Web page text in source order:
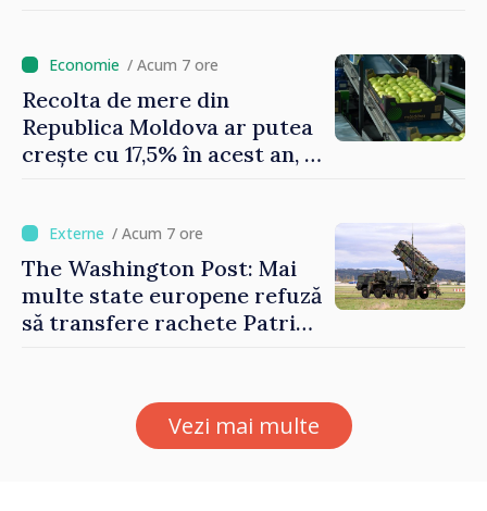
/ Acum 7 ore
Recolta de mere din
Republica Moldova ar putea
crește cu 17,5% în acest an, în
/ Acum 7 ore
The Washington Post: Mai
multe state europene refuză
să transfere rachete Patriot
Vezi mai multe